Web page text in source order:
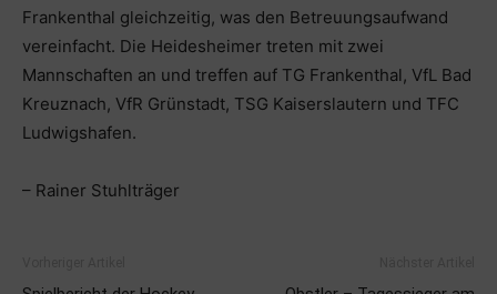
Frankenthal gleichzeitig, was den Betreuungsaufwand
vereinfacht. Die Heidesheimer treten mit zwei
Mannschaften an und treffen auf TG Frankenthal, VfL Bad
Kreuznach, VfR Grünstadt, TSG Kaiserslautern und TFC
Ludwigshafen.
– Rainer Stuhlträger